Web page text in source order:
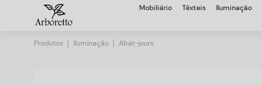
Mobiliário Têxteis Iluminação
Produtos Iluminação Abat-jours